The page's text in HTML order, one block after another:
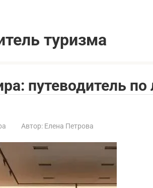
туризма
путеводитель
Автор: Елена Петрова